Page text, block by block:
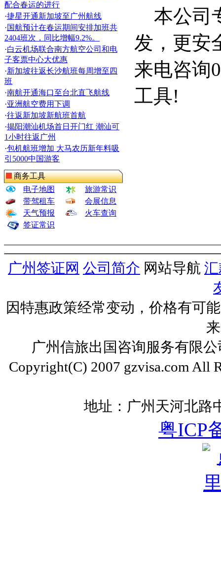
配合春运的进行
·捷星开通新加坡至广州航线
·国航预计在春运期间安排加班共
2404班次，同比增幅9.2%。
·白云机场联合南方航空公司和电
子客票中心大优惠
·新加坡往返长沙航班每周增至四
班
·南航开通海口至台北直飞航线
·亚洲航空费用下调
·往返新加坡新航班首航
·揭阳潮汕机场首日开门红 潮汕可
1小时往返广州
·包机航班增加 大马农历新年料吸
引5000中国游客
商务工具
电子地图
旅游常识
带驾租车
会展信息
天气预报
火车查询
签证常识
本公司
发，更安
来电咨询
工具!
广州签证网 公司简介 网站导航
因特惠政策经常变动，价格有可
广州信旅出国咨询服务有限
Copyright(C) 2007 gzvisa.com All
地址：广州天河北路
粤ICP